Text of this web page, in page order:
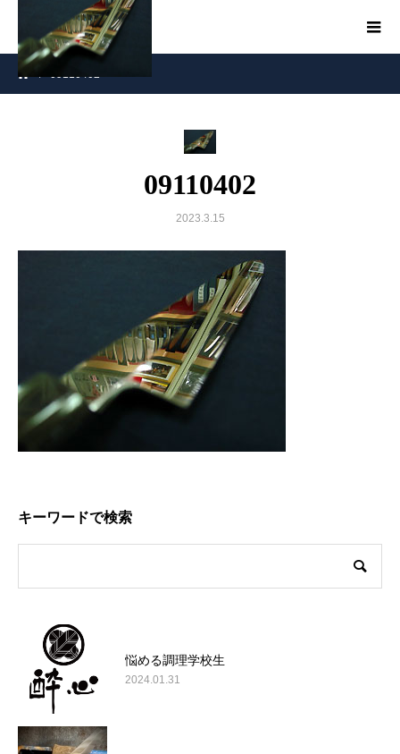
09110402
09110402
2023.3.15
キーワードで検索
悩める調理学校生
2024.01.31